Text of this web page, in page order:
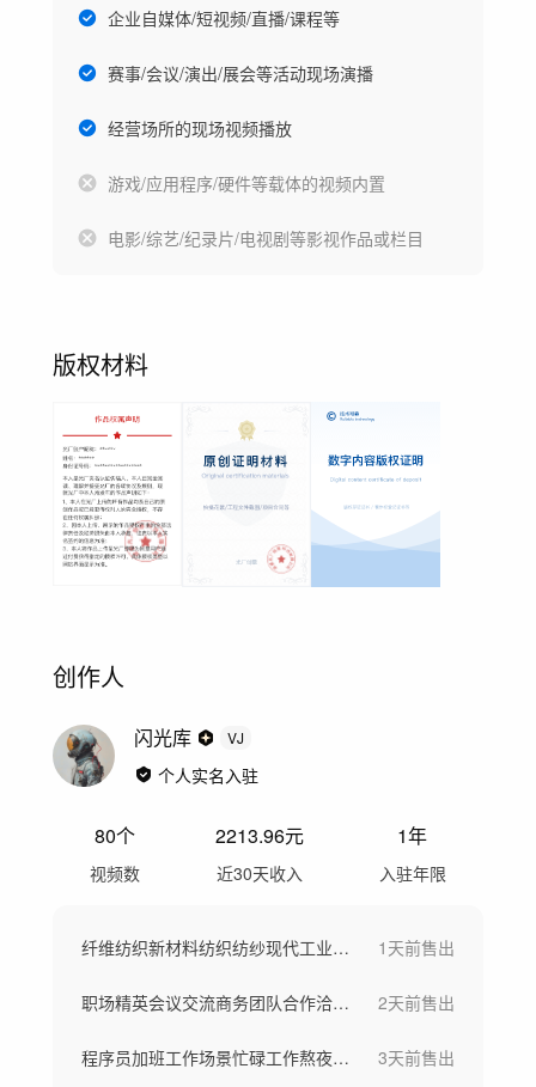
企业自媒体/短视频/直播/课程等
赛事/会议/演出/展会等活动现场演播
经营场所的现场视频播放
游戏/应用程序/硬件等载体的视频内置
电影/综艺/纪录片/电视剧等影视作品或栏目
版权材料
创作人
闪光库 VJ
个人实名入驻
80个
视频数
2213.96元
近30天收入
1年
入驻年限
纤维纺织新材料纺织纺纱现代工业车间工厂 1天前售出
职场精英会议交流商务团队合作洽谈团队欢呼 2天前售出
程序员加班工作场景忙碌工作熬夜写代码 3天前售出